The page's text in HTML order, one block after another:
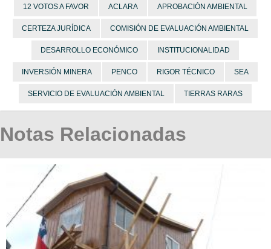
12 VOTOS A FAVOR ACLARA APROBACIÓN AMBIENTAL
CERTEZA JURÍDICA COMISIÓN DE EVALUACIÓN AMBIENTAL
DESARROLLO ECONÓMICO INSTITUCIONALIDAD
INVERSIÓN MINERA PENCO RIGOR TÉCNICO SEA
SERVICIO DE EVALUACIÓN AMBIENTAL TIERRAS RARAS
Notas Relacionadas